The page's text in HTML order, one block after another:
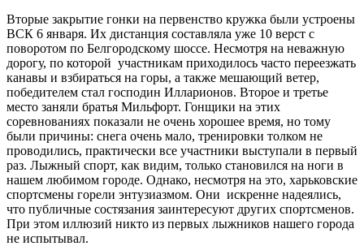
Вторые закрытие гонки на первенство кружка были устроены
ВСК 6 января. Их дистанция составляла уже 10 верст с
поворотом по Белгородскому шоссе. Несмотря на неважную
дорогу, по которой участникам приходилось часто переезжать
канавы и взбираться на горы, а также мешающий ветер,
победителем стал господин Илларионов. Второе и третье
место заняли братья Мильфорт. Гонщики на этих
соревнованиях показали не очень хорошее время, но тому
были причины: снега очень мало, тренировки толком не
проводились, практически все участники выступали в первый
раз. Лыжный спорт, как видим, только становился на ноги в
нашем любимом городе. Однако, несмотря на это, харьковские
спортсмены горели энтузиазмом. Они искренне надеялись,
что публичные состязания заинтересуют других спортсменов.
При этом иллюзий никто из первых лыжников нашего города
не испытывал.